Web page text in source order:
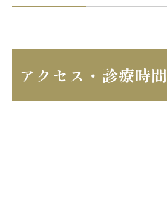
アクセス・診療時間